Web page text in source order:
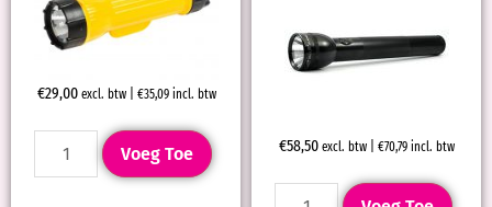
€29,00 excl. btw | €35,09incl. btw
Voeg Toe €58,50 excl. btw | €70,79 incl. btw